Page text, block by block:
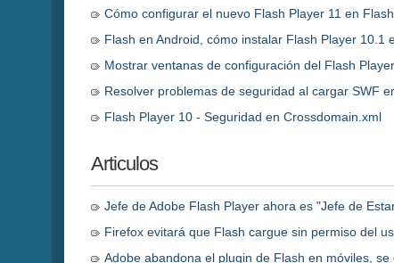
Cómo configurar el nuevo Flash Player 11 en
Flash en Android, cómo instalar Flash Player 10.1
Mostrar ventanas de configuración del Flash Player
Resolver problemas de seguridad al cargar SWF
Flash Player 10 - Seguridad en Crossdomain.xml
Articulos
Jefe de Adobe Flash Player ahora es "Jefe de
Firefox evitará que Flash cargue sin permiso del
Adobe abandona el plugin de Flash en móviles, se